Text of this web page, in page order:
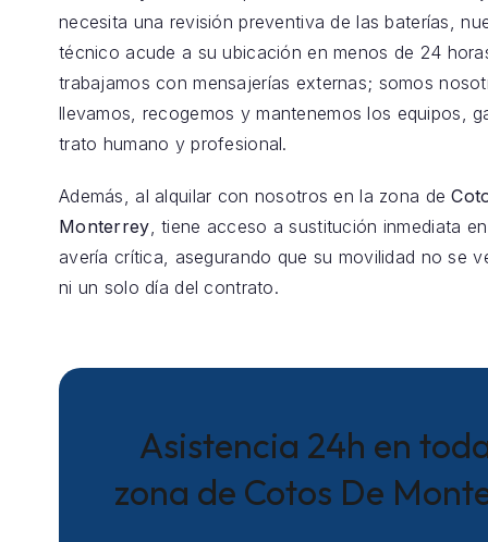
necesita una revisión preventiva de las baterías,
técnico acude a su ubicación en menos de 24
trabajamos con mensajerías externas; somos
llevamos, recogemos y mantenemos los equipos,
trato humano y profesional.
Además, al alquilar con nosotros en la zona de
Monterrey, tiene acceso a sustitución inmediata
avería crítica, asegurando que su movilidad no se
ni un solo día del contrato.
Asistencia 24h en
zona de Cotos De